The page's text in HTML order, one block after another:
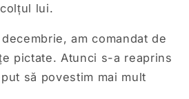
lui.
am comandat de
pictate. Atunci s-a reaprins
să povestim mai mult